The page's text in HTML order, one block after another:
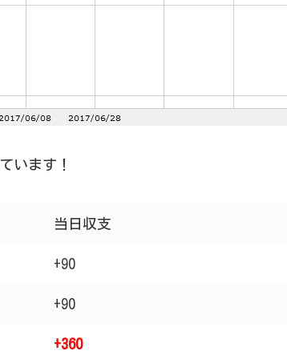
います！
当日収支
+90
+90
+360